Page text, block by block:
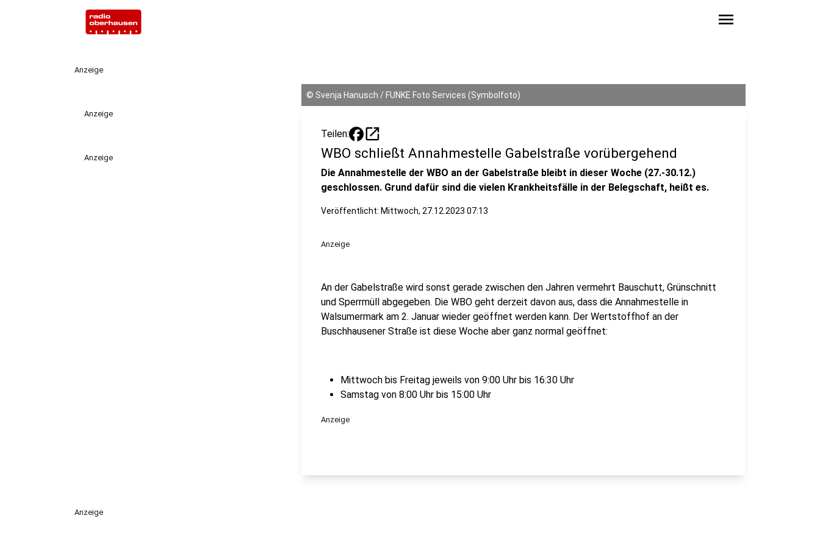
menu
Anzeige
Anzeige
Anzeige
© Svenja Hanusch / FUNKE Foto Services (Symbolfoto)
Teilen: open_in_new
WBO schließt Annahmestelle Gabelstraße vorübergehend
Die Annahmestelle der WBO an der Gabelstraße bleibt in dieser Woche (27.-30.12.)
geschlossen. Grund dafür sind die vielen Krankheitsfälle in der Belegschaft, heißt es.
Veröffentlicht: Mittwoch, 27.12.2023 07:13
Anzeige
An der Gabelstraße wird sonst gerade zwischen den Jahren vermehrt Bauschutt, Grünschnitt
und Sperrmüll abgegeben. Die WBO geht derzeit davon aus, dass die Annahmestelle in
Walsumermark am 2. Januar wieder geöffnet werden kann. Der Wertstoffhof an der
Buschhausener Straße ist diese Woche aber ganz normal geöffnet:
Mittwoch bis Freitag jeweils von 9:00 Uhr bis 16:30 Uhr
Samstag von 8:00 Uhr bis 15:00 Uhr
Anzeige
Anzeige